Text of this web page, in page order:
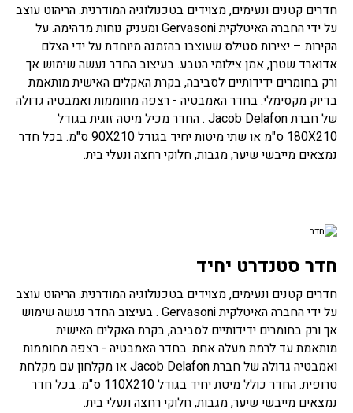
חדרים קטנים ונעימים, מצוידים בטכנולוגיה המודרנית. הריהוט עוצב
על ידי החברה האיטלקית Gervasoni ומעניק נוחות מדהימה. על
הקירות – יצירות סטילס שעוצבו בהזמנה מיוחדת על ידי הצלם
אדוארד שטרן, אמן צילומי הטבע. בעיצוב החדר נעשה שימוש אך
ורק בחומרים ידידותיים לסביבה, בקרת האקלים האישית מותאמת
בדיוק מקסימלי. בחדר האמבטיה - רצפה מחוממות ואמבטיה גדולה
של חברת Jacob Delafon . החדר מכיל מיטה זוגית בגודל
180X210 ס"מ או שתי מיטות יחיד בגודל 90X210 ס"מ. בכל חדר
נמצאים מייבשי שיער, מגבות, חלוקי רחצה ונעלי בית.
חדר סטנדרט יחיד
חדרים קטנים ונעימים, מצוידים בטכנולוגיה המודרנית. הריהוט עוצב
על ידי החברה האיטלקית Gervasoni . בעיצוב החדר נעשה שימוש
אך ורק בחומרים ידידותיים לסביבה, בקרת האקלים האישית
מותאמת עד לרמת מעלה אחת. בחדר האמבטיה - רצפה מחוממות
ואמבטיה גדולה של חברת Jacob Delafon או מקלחון עם מקלחת
טרופית. החדר כולל מיטת יחיד בגודל 110X210 ס"מ. בכל חדר
נמצאים מייבשי שיער, מגבות, חלוקי רחצה ונעלי בית.